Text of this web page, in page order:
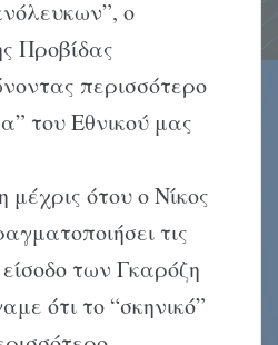
ο
Προβίδας
περισσότερο
του Eθνικού μας
ότου ο Nίκος
τις
των Γκαρόζη
ότι το “σκηνικό”